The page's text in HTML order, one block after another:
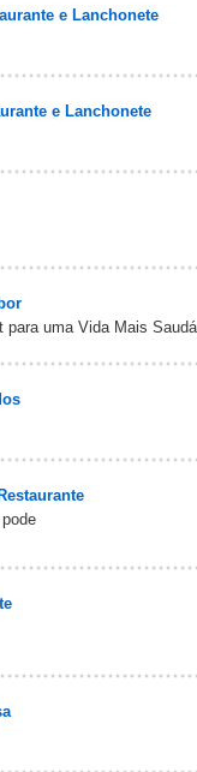
e Lanchonete
e Lanchonete
para uma Vida Mais